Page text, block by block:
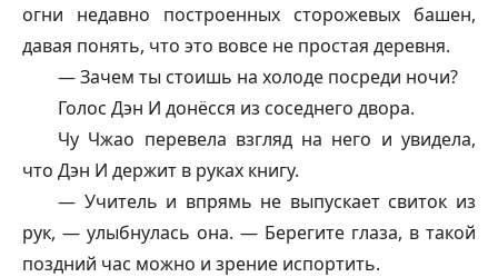
огни недавно построенных сторожевых башен,
давая понять, что это вовсе не простая деревня.
— Зачем ты стоишь на холоде посреди ночи?
Голос Дэн И донёсся из соседнего двора.
Чу Чжао перевела взгляд на него и увидела,
что Дэн И держит в руках книгу.
— Учитель и впрямь не выпускает свиток из
рук, — улыбнулась она. — Берегите глаза, в такой
поздний час можно и зрение испортить.